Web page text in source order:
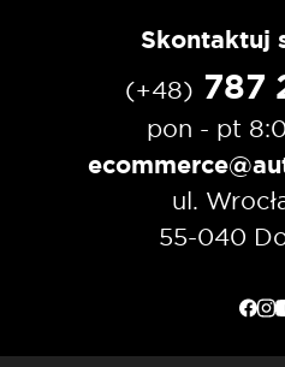
Skontaktuj
(+48) 787
pon - pt
ul.
55-040